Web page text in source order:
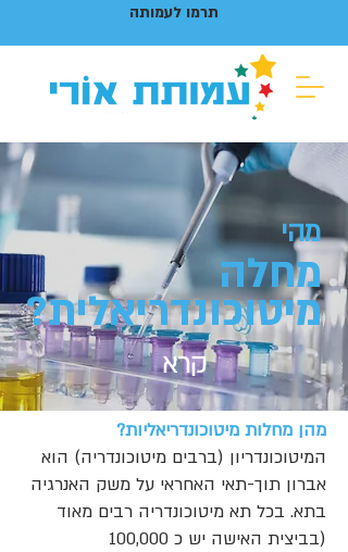
תרמו לעמותה
מהי
מחלה
מיטוכונדריאלית?
קרא
מהן מחלות מיטוכונדריאליות?
המיטוכונדריון (ברבים מיטוכונדריה) הוא
אברון תוך-תאי האחראי על משק האנרגיה
בתא. בכל תא מיטוכונדריה רבים מאוד
(בביצית האישה יש כ 100,000